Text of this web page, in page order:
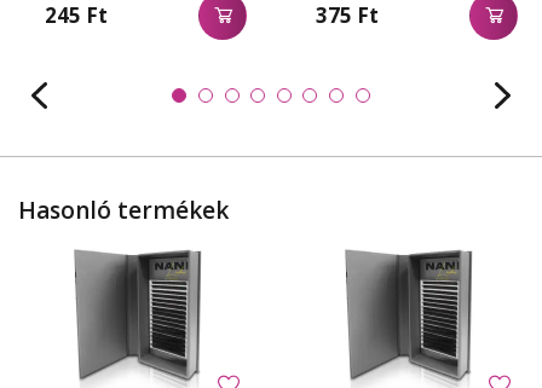
245 Ft 375 Ft
Hasonló termékek